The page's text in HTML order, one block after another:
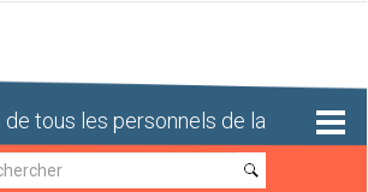
tous les personnels de la
Recherche